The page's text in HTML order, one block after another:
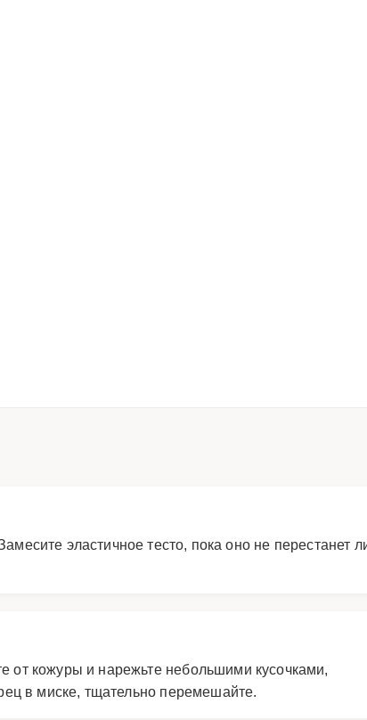
эластичное тесто, пока оно не перестанет
от кожуры и нарежьте небольшими кусочками,
в миске, тщательно перемешайте.